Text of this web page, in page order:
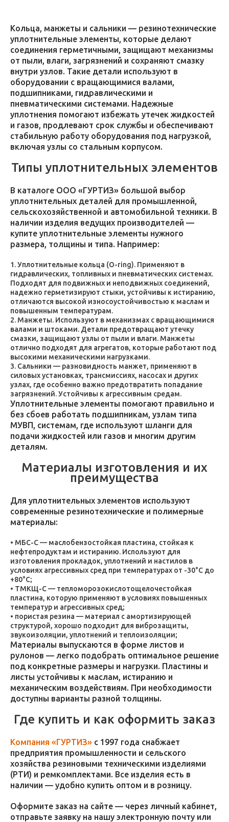
Кольца, манжеты и сальники — резинотехнические
уплотнительные элементы, которые делают
соединения герметичными, защищают механизмы
от пыли, влаги, загрязнений и сохраняют смазку
внутри узлов. Такие детали используют в
оборудовании с вращающимися валами,
подшипниками, гидравлическими и
пневматическими системами. Надежные
уплотнения помогают избежать утечек жидкостей
и газов, продлевают срок службы и обеспечивают
стабильную работу оборудования под нагрузкой,
включая узлы со стальным корпусом.
Типы уплотнительных элементов
В каталоге ООО «ГУРТИЗ» большой выбор
уплотнительных деталей для промышленной,
сельскохозяйственной и автомобильной техники. В
наличии изделия ведущих производителей —
купите уплотнительные элементы нужного
размера, толщины и типа. Например:
Уплотнительные кольца (O-ring). Применяют в
гидравлических, топливных и пневматических системах.
Подходят для подвижных и неподвижных соединений,
надежно герметизируют стыки, устойчивы к истиранию,
отличаются высокой износоустойчивостью к маслам и
повышенным температурам.
Манжеты. Используют в механизмах с вращающимися
валами и штоками. Детали предотвращают утечку
смазки, защищают узлы от пыли и влаги. Манжеты
отлично подходят для агрегатов, которые работают под
высокими механическими нагрузками.
Сальники — разновидность манжет, применяют в
силовых установках, трансмиссиях, насосах и других
узлах, где особенно важно предотвратить попадание
загрязнений. Устойчивы к агрессивным средам.
Уплотнительные элементы помогают правильно и
без сбоев работать подшипникам, узлам типа
МУВП, системам, где используют шланги для
подачи жидкостей или газов и многим другим
деталям.
Материалы изготовления и их
преимущества
Для уплотнительных элементов используют
современные резинотехнические и полимерные
материалы:
МБС-С — маслобензостойкая пластина, стойкая к
нефтепродуктам и истиранию. Используют для
изготовления прокладок, уплотнений и настилов в
условиях агрессивных сред при температурах от -30°C до
+80°C;
ТМКЩ-С — тепломорозокислотощелочестойкая
пластина, которую применяют в условиях повышенных
температур и агрессивных сред;
пористая резина — материал с амортизирующей
структурой, хорошо подходит для виброзащиты,
звукоизоляции, уплотнений и теплоизоляции;
Материалы выпускаются в форме листов и
рулонов — легко подобрать оптимальное решение
под конкретные размеры и нагрузки. Пластины и
листы устойчивы к маслам, истиранию и
механическим воздействиям. При необходимости
доступны варианты разной толщины.
Где купить и как оформить заказ
Компания «ГУРТИЗ» с 1997 года снабжает
предприятия промышленности и сельского
хозяйства резиновыми техническими изделиями
(РТИ) и ремкомплектами. Все изделия есть в
наличии — удобно купить оптом и в розницу.
Оформите заказ на сайте — через личный кабинет,
отправьте заявку на нашу электронную почту или